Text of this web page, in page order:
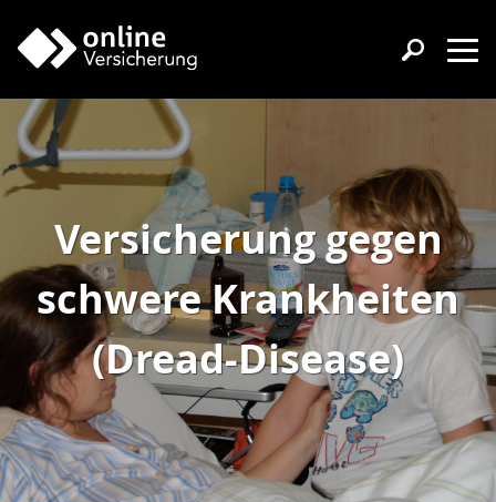
Versicherung gegen
schwere Krankheiten
(Dread-Disease)